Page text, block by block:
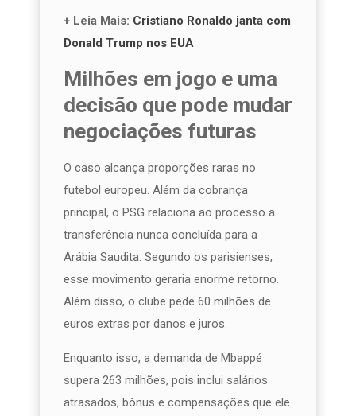
+ Leia Mais: Cristiano Ronaldo janta com
Donald Trump nos EUA
Milhões em jogo e uma
decisão que pode mudar
negociações futuras
O caso alcança proporções raras no
futebol europeu. Além da cobrança
principal, o PSG relaciona ao processo a
transferência nunca concluída para a
Arábia Saudita. Segundo os parisienses,
esse movimento geraria enorme retorno.
Além disso, o clube pede 60 milhões de
euros extras por danos e juros.
Enquanto isso, a demanda de Mbappé
supera 263 milhões, pois inclui salários
atrasados, bônus e compensações que ele